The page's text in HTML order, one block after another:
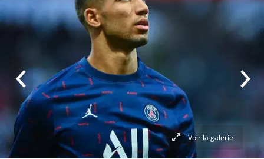
Voir la galerie